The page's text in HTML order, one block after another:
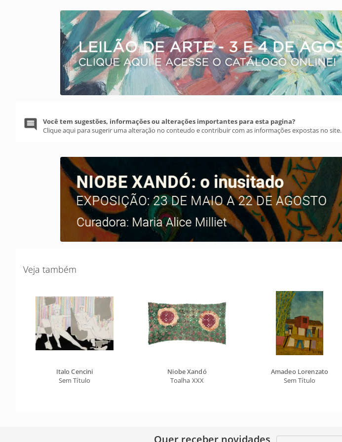
Você tem sugestões, informações ou alterações importantes para esta pagina?
Clique aqui para sugerir uma alteração no conteudo e contribuir com as informações expostas no site.
Veja também
Italo Cencini
Sem Título
Niobe Xandó
Toalha XXX
Amadeo Lorenzato
Sem Título
Quer receber novidades